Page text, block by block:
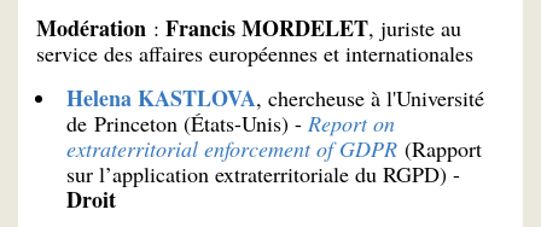
Modération : Francis MORDELET, juriste au
service des affaires européennes et internationales
Helena KASTLOVA, chercheuse à l'Université
de Princeton (États-Unis) - Report on
extraterritorial enforcement of GDPR (Rapport
sur l’application extraterritoriale du RGPD) -
Droit